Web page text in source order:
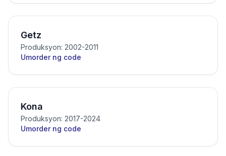
Getz
Produksyon: 2002-2011
Umorder ng code
Kona
Produksyon: 2017-2024
Umorder ng code